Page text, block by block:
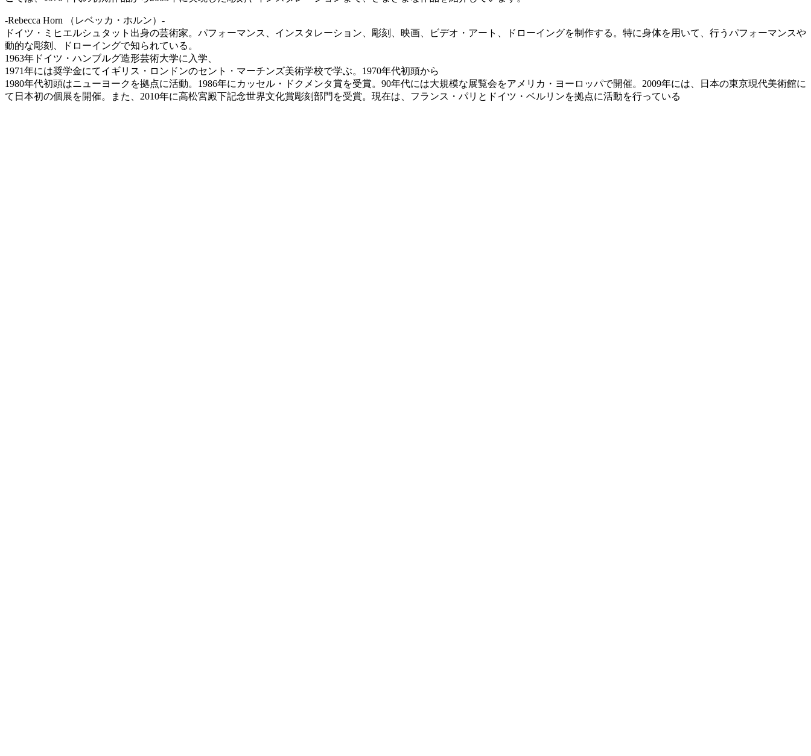
-Rebecca Horn （レベッカ・ホルン）-
ドイツ・ミヒエルシュタット出身の芸術家。パフォーマンス、インスタレーション、彫刻、映画、ビデオ・アート、ドローイングを制作する。特に身体を用いて、行うパフォーマンスや
動的な彫刻、ドローイングで知られている。
1963年ドイツ・ハンブルグ造形芸術大学に入学、
1971年には奨学金にてイギリス・ロンドンのセント・マーチンズ美術学校で学ぶ。1970年代初頭から
1980年代初頭はニューヨークを拠点に活動。1986年にカッセル・ドクメンタ賞を受賞。90年代には大規模な展覧会をアメリカ・ヨーロッパで開催。2009年には、日本の東京現代美術館に
て日本初の個展を開催。また、2010年に高松宮殿下記念世界文化賞彫刻部門を受賞。現在は、フランス・パリとドイツ・ベルリンを拠点に活動を行っている